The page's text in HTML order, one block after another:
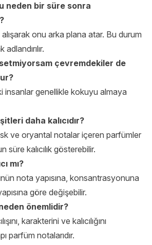
neden bir süre sonra
onu arka plana atar. Bu durum
çevremdekiler de
insanlar genellikle kokuyu almaya
daha kalıcıdır?
ve oryantal notalar içeren parfümler
süre kalıcılık gösterebilir.
mı?
nota yapısına, konsantrasyonuna
göre değişebilir.
önemlidir?
karakterini ve kalıcılığını
parfüm notalarıdır.